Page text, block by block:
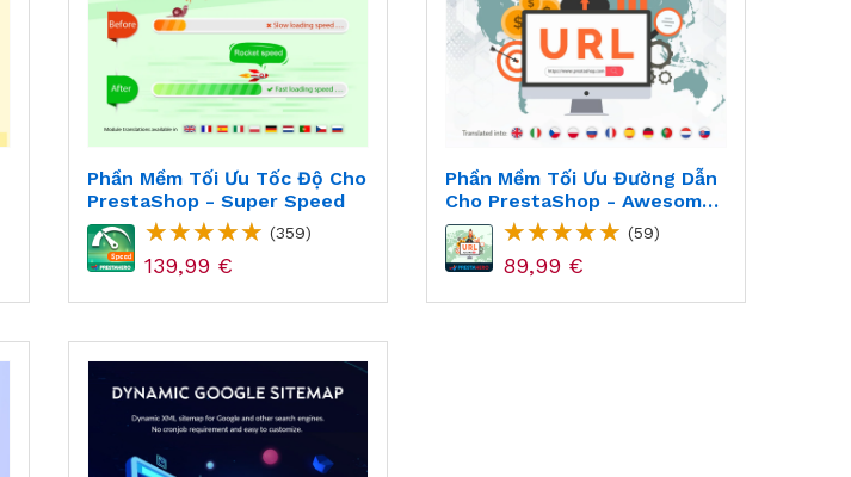
Phần Mềm Tối Ưu Tốc Độ Cho
PrestaShop - Super Speed
(359)
139,99 €
Phần Mềm Tối Ưu Đường Dẫn
Cho PrestaShop - Awesome
URL
(59)
89,99 €